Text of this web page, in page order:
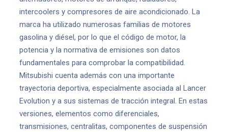
intercoolers y compresores de aire acondicionado. La
marca ha utilizado numerosas familias de motores
gasolina y diésel, por lo que el código de motor, la
potencia y la normativa de emisiones son datos
fundamentales para comprobar la compatibilidad.
Mitsubishi cuenta además con una importante
trayectoria deportiva, especialmente asociada al Lancer
Evolution y a sus sistemas de tracción integral. En estas
versiones, elementos como diferenciales,
transmisiones, centralitas, componentes de suspensión